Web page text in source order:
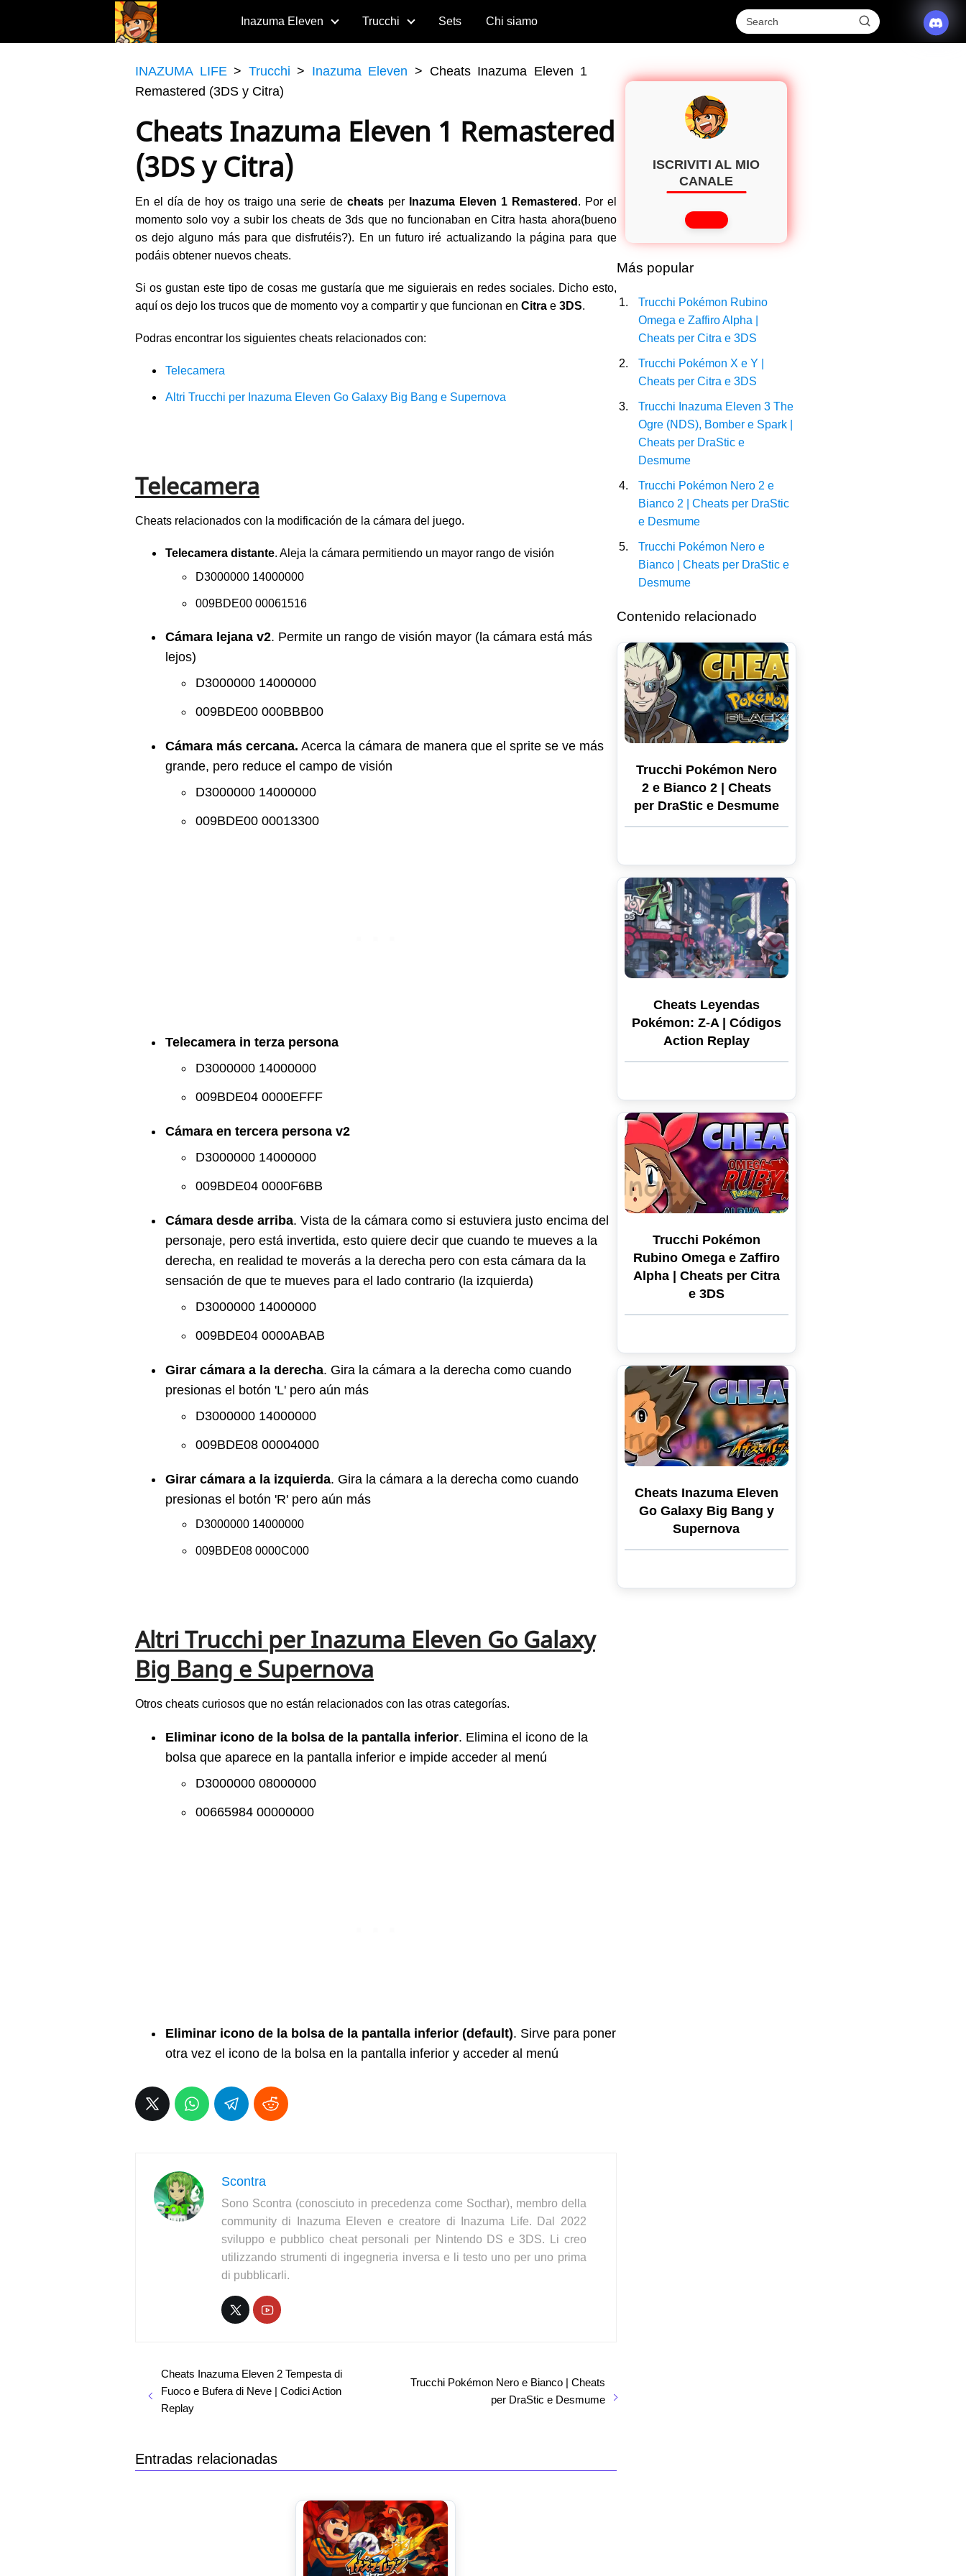
Inazuma Eleven Trucchi Sets Chi siamo
INAZUMA LIFE> Trucchi > Inazuma Eleven > Cheats Inazuma Eleven 1
Remastered (3DS y Citra)
Cheats Inazuma Eleven 1 Remastered
(3DS y Citra)
En el día de hoy os traigo una serie decheats per Inazuma Eleven 1 Remastered . Por el
momento solo voy a subir los cheats de 3ds que no funcionaban en Citra hasta ahora(bueno
os dejo alguno más para que disfrutéis?). En un futuro iré actualizando la página para que
podáis obtener nuevos cheats.
Si os gustan este tipo de cosas me gustaría que me siguierais en redes sociales. Dicho esto,
aquí os dejo los trucos que de momento voy a compartir y que funcionan en Citra e 3DS.
Podras encontrar los siguientes cheats relacionados con:
Telecamera
Altri Trucchi per Inazuma Eleven Go Galaxy Big Bang e Supernova
Telecamera
Cheats relacionados con la modificación de la cámara del juego.
Telecamera distante. Aleja la cámara permitiendo un mayor rango de visión
D3000000 14000000
009BDE00 00061516
Cámara lejana v2. Permite un rango de visión mayor (la cámara está más
lejos)
D3000000 14000000
009BDE00 000BBB00
Cámara más cercana. Acerca la cámara de manera que el sprite se ve más
grande, pero reduce el campo de visión
D3000000 14000000
009BDE00 00013300
Telecamera in terza persona
D3000000 14000000
009BDE04 0000EFFF
Cámara en tercera persona v2
D3000000 14000000
009BDE04 0000F6BB
Cámara desde arriba. Vista de la cámara como si estuviera justo encima del
personaje, pero está invertida, esto quiere decir que cuando te mueves a la
derecha, en realidad te moverás a la derecha pero con esta cámara da la
sensación de que te mueves para el lado contrario (la izquierda)
D3000000 14000000
009BDE04 0000ABAB
Girar cámara a la derecha. Gira la cámara a la derecha como cuando
presionas el botón 'L' pero aún más
D3000000 14000000
009BDE08 00004000
Girar cámara a la izquierda. Gira la cámara a la derecha como cuando
presionas el botón 'R' pero aún más
D3000000 14000000
009BDE08 0000C000
Altri Trucchi per Inazuma Eleven Go Galaxy
Big Bang e Supernova
Otros cheats curiosos que no están relacionados con las otras categorías.
Eliminar icono de la bolsa de la pantalla inferior. Elimina el icono de la
bolsa que aparece en la pantalla inferior e impide acceder al menú
D3000000 08000000
00665984 00000000
Eliminar icono de la bolsa de la pantalla inferior (default). Sirve para poner
otra vez el icono de la bolsa en la pantalla inferior y acceder al menú
Scontra
Sono Scontra (conosciuto in precedenza come Socthar), membro della
community di Inazuma Eleven e creatore di Inazuma Life. Dal 2022
sviluppo e pubblico cheat personali per Nintendo DS e 3DS. Li creo
utilizzando strumenti di ingegneria inversa e li testo uno per uno prima
di pubblicarli.
Cheats Inazuma Eleven 2 Tempesta di
Fuoco e Bufera di Neve | Codici Action
Replay
Trucchi Pokémon Nero e Bianco | Cheats
per DraStic e Desmume
Entradas relacionadas
ISCRIVITI AL MIO
CANALE
Más popular
Trucchi Pokémon Rubino
Omega e Zaffiro Alpha |
Cheats per Citra e 3DS
Trucchi Pokémon X e Y |
Cheats per Citra e 3DS
Trucchi Inazuma Eleven 3 The
Ogre (NDS), Bomber e Spark |
Cheats per DraStic e
Desmume
Trucchi Pokémon Nero 2 e
Bianco 2 | Cheats per DraStic
e Desmume
Trucchi Pokémon Nero e
Bianco | Cheats per DraStic e
Desmume
Contenido relacionado
Trucchi Pokémon Nero
2 e Bianco 2 | Cheats
per DraStic e Desmume
Cheats Leyendas
Pokémon: Z-A | Códigos
Action Replay
Trucchi Pokémon
Rubino Omega e Zaffiro
Alpha | Cheats per Citra
e 3DS
Cheats Inazuma Eleven
Go Galaxy Big Bang y
Supernova